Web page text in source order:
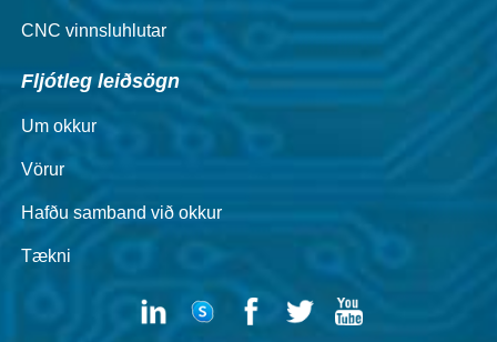
CNC vinnsluhlutar
Fljótleg leiðsögn
Um okkur
Vörur
Hafðu samband við okkur
Tækni